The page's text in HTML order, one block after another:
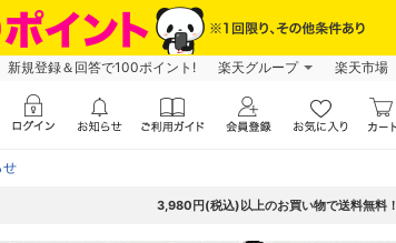
新規登録＆回答で100ポイント! 楽天グループ 楽天市場
せ
3,980円(税込)以上のお買い物で送料無料！